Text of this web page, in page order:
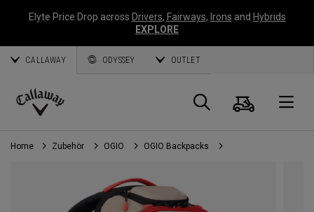
Elyte Price Drop across Drivers, Fairways, Irons and Hybrids
EXPLORE
CALLAWAY ODYSSEY OUTLET
Callaway
Golf
Suche
Home Zubehör OGIO OGIO Backpacks